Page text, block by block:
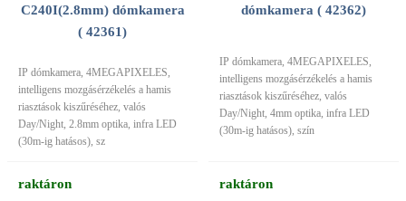
C240I(2.8mm) dómkamera
( 42361)
IP dómkamera, 4MEGAPIXELES,
intelligens mozgásérzékelés a hamis
riasztások kiszűréséhez, valós
Day/Night, 2.8mm optika, infra LED
(30m-ig hatásos), sz
raktáron
dómkamera ( 42362)
IP dómkamera, 4MEGAPIXELES,
intelligens mozgásérzékelés a hamis
riasztások kiszűréséhez, valós
Day/Night, 4mm optika, infra LED
(30m-ig hatásos), szín
raktáron